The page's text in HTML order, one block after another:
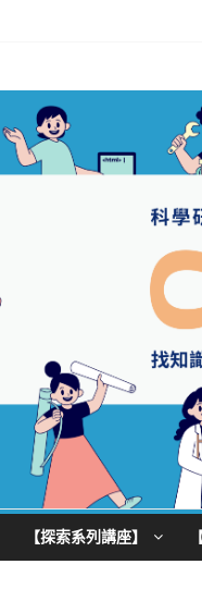
【探索系列講座】